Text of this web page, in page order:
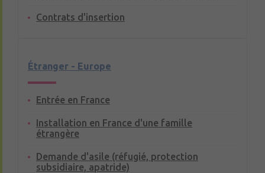
Contrats d'insertion
Étranger - Europe
Entrée en France
Installation en France d'une famille
étrangère
Demande d'asile (réfugié, protection
subsidiaire, apatride)